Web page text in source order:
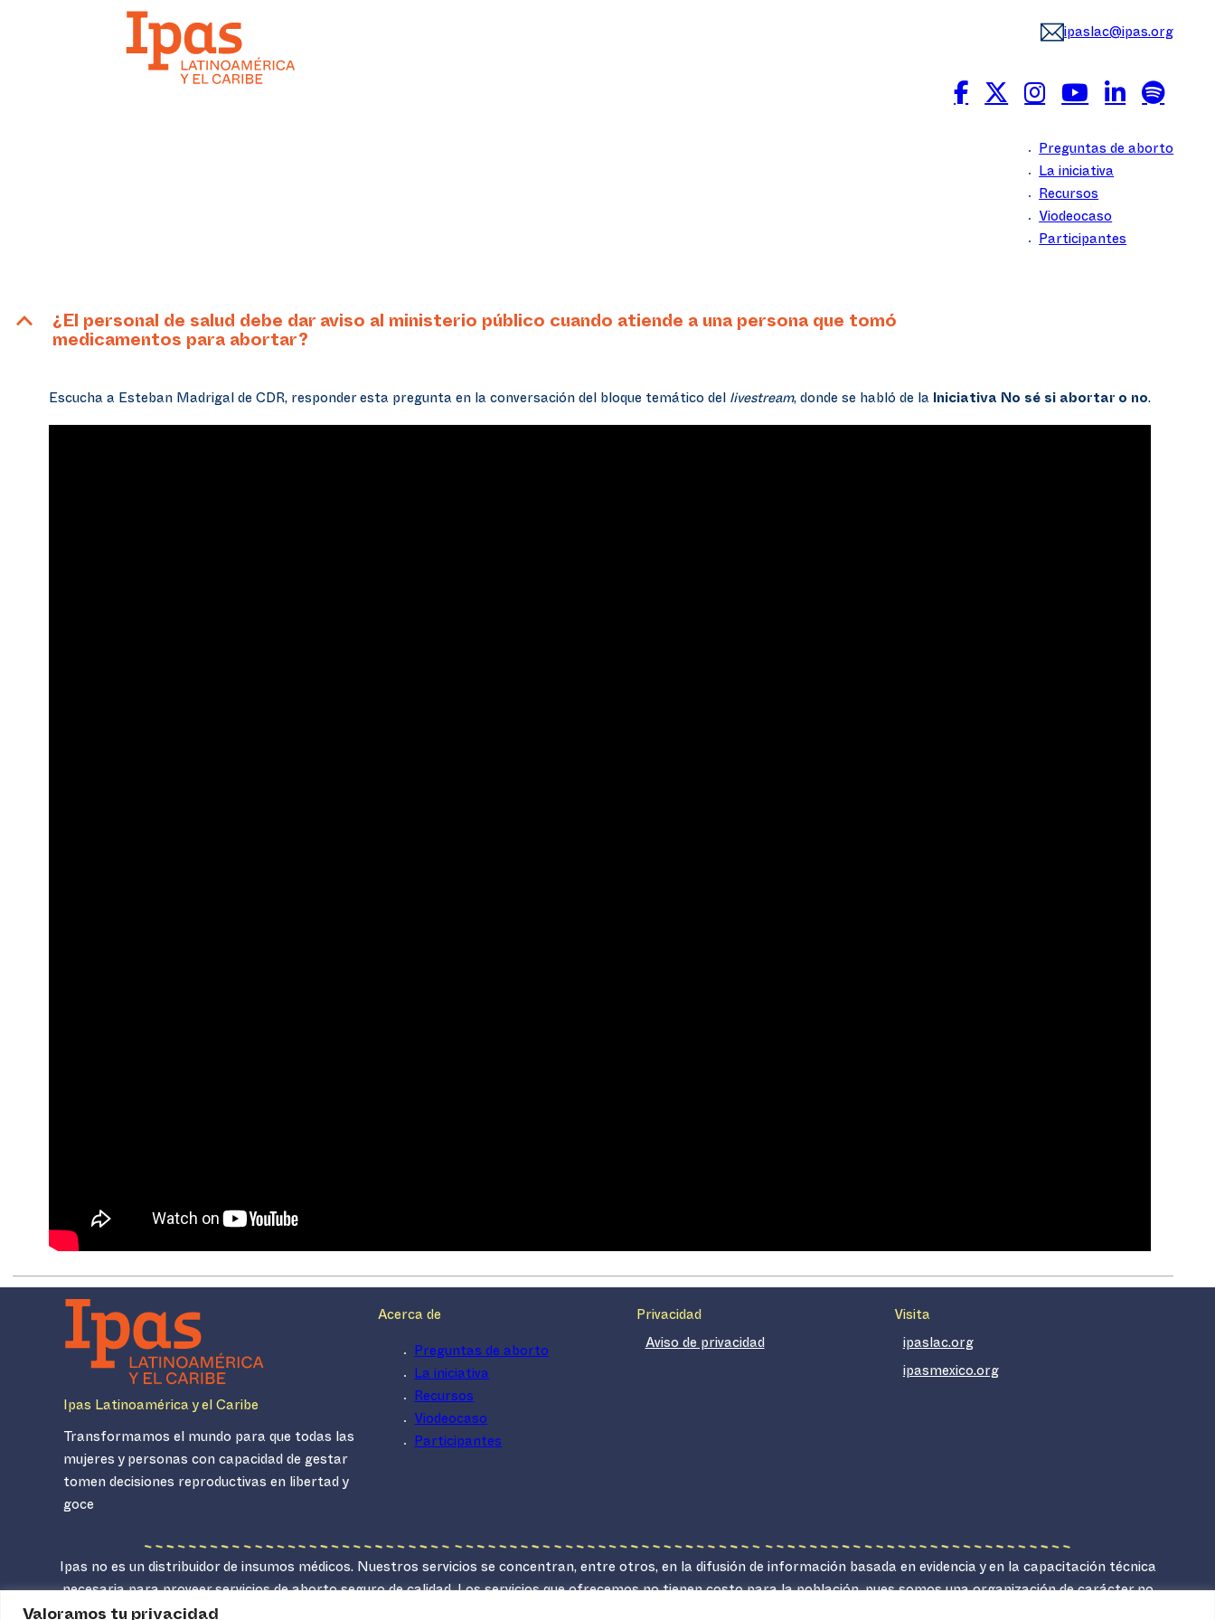
Valoramos tu privacidad
ipaslac@ipas.org
Preguntas de aborto
La iniciativa
Recursos
Viodeocaso
Participantes
B ¿El personal de salud debe dar aviso al ministerio público cuando atiende a una persona que tomó
medicamentos para abortar?
Escucha a Esteban Madrigal de CDR, responder esta pregunta en la conversación del bloque temático del livestream, donde se habló de la Iniciativa No sé si abortar o no.
Ipas Latinoamérica y el Caribe
Transformamos el mundo para que todas las
mujeres y personas con capacidad de gestar
tomen decisiones reproductivas en libertad y
goce
Acerca de
Preguntas de aborto
La iniciativa
Recursos
Viodeocaso
Participantes
Privacidad
Aviso de privacidad
Visita
ipaslac.org
ipasmexico.org
Ipas no es un distribuidor de insumos médicos. Nuestros servicios se concentran, entre otros, en la difusión de información basada en evidencia y en la capacitación técnica
necesaria para proveer servicios de aborto seguro de calidad. Los servicios que ofrecemos no tienen costo para la población, pues somos una organización de carácter no